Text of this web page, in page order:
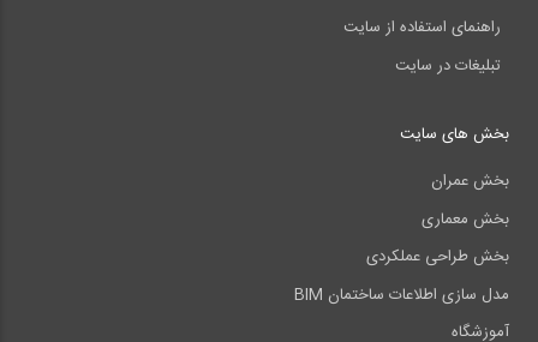
راهنمای استفاده از سایت
تبلیغات در سایت
بخش های سایت
بخش عمران
بخش معماری
بخش طراحی عملکردی
مدل سازی اطلاعات ساختمان BIM
آموزشگاه